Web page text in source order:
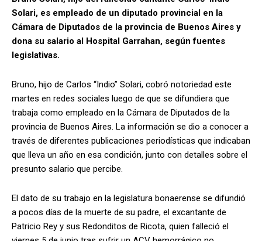
Solari, es empleado de un diputado provincial en la
Cámara de Diputados de la provincia de Buenos Aires y
dona su salario al Hospital Garrahan, según fuentes
legislativas.
Bruno, hijo de Carlos “Indio” Solari, cobró notoriedad este
martes en redes sociales luego de que se difundiera que
trabaja como empleado en la Cámara de Diputados de la
provincia de Buenos Aires. La información se dio a conocer a
través de diferentes publicaciones periodísticas que indicaban
que lleva un año en esa condición, junto con detalles sobre el
presunto salario que percibe.
El dato de su trabajo en la legislatura bonaerense se difundió
a pocos días de la muerte de su padre, el excantante de
Patricio Rey y sus Redonditos de Ricota, quien falleció el